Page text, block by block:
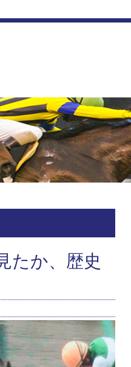
たか、歴史